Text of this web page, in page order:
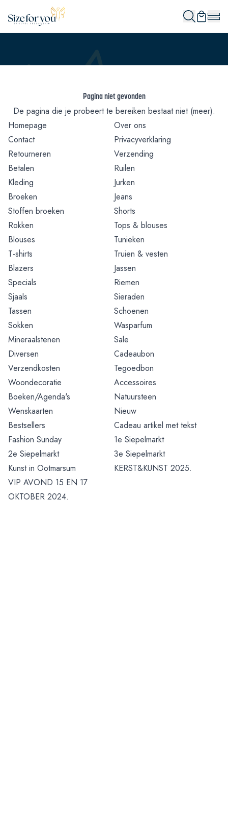
Pagina niet gevonden
De pagina die je probeert te bereiken bestaat niet (meer).
Homepage
Over ons
Contact
Privacyverklaring
Retourneren
Verzending
Betalen
Ruilen
Kleding
Jurken
Broeken
Jeans
Stoffen broeken
Shorts
Rokken
Tops & blouses
Blouses
Tunieken
T-shirts
Truien & vesten
Blazers
Jassen
Specials
Riemen
Sjaals
Sieraden
Tassen
Schoenen
Sokken
Wasparfum
Mineraalstenen
Sale
Diversen
Cadeaubon
Verzendkosten
Tegoedbon
Woondecoratie
Accessoires
Boeken/Agenda's
Natuursteen
Wenskaarten
Nieuw
Bestsellers
Cadeau artikel met tekst
Fashion Sunday
1e Siepelmarkt
2e Siepelmarkt
3e Siepelmarkt
Kunst in Ootmarsum
KERST&KUNST 2025.
VIP AVOND 15 EN 17
OKTOBER 2024.